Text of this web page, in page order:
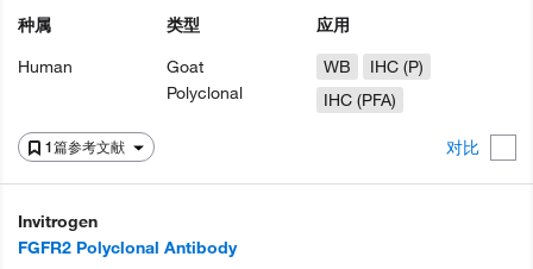
1篇参考文献 对比
种属
Human
类型
Goat
Polyclonal
应用
WB
IHC (P)
IHC (PFA)
Invitrogen
FGFR2 Polyclonal Antibody